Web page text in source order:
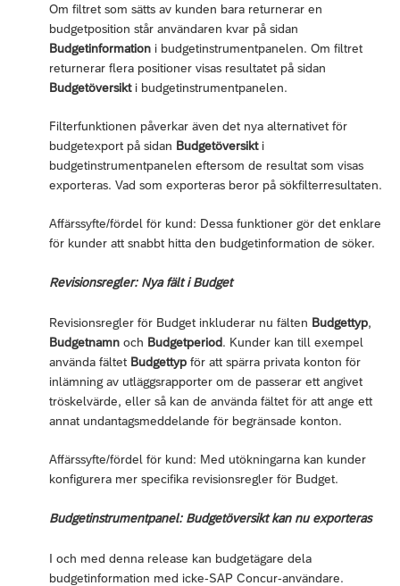
Om filtret som sätts av kunden bara returnerar en
budgetposition står användaren kvar på sidan
Budgetinformation i budgetinstrumentpanelen. Om filtret
returnerar flera positioner visas resultatet på sidan
Budgetöversikti budgetinstrumentpanelen.
Filterfunktionen påverkar även det nya alternativet för
budgetexport på sidan Budgetöversikti
budgetinstrumentpanelen eftersom de resultat som visas
exporteras. Vad som exporteras beror på sökfilterresultaten.
Affärssyfte/fördel för kund: Dessa funktioner gör det enklare
för kunder att snabbt hitta den budgetinformation de söker.
Revisionsregler: Nya fält i Budget
Revisionsregler för Budget inkluderar nu fälten Budgettyp,
Budgetnamn och Budgetperiod. Kunder kan till exempel
använda fältet Budgettyp för att spärra privata konton för
inlämning av utläggsrapporter om de passerar ett angivet
tröskelvärde, eller så kan de använda fältet för att ange ett
annat undantagsmeddelande för begränsade konton.
Affärssyfte/fördel för kund: Med utökningarna kan kunder
konfigurera mer specifika revisionsregler för Budget.
Budgetinstrumentpanel: Budgetöversikt kan nu exporteras
I och med denna release kan budgetägare dela
budgetinformation med icke-SAP Concur-användare.